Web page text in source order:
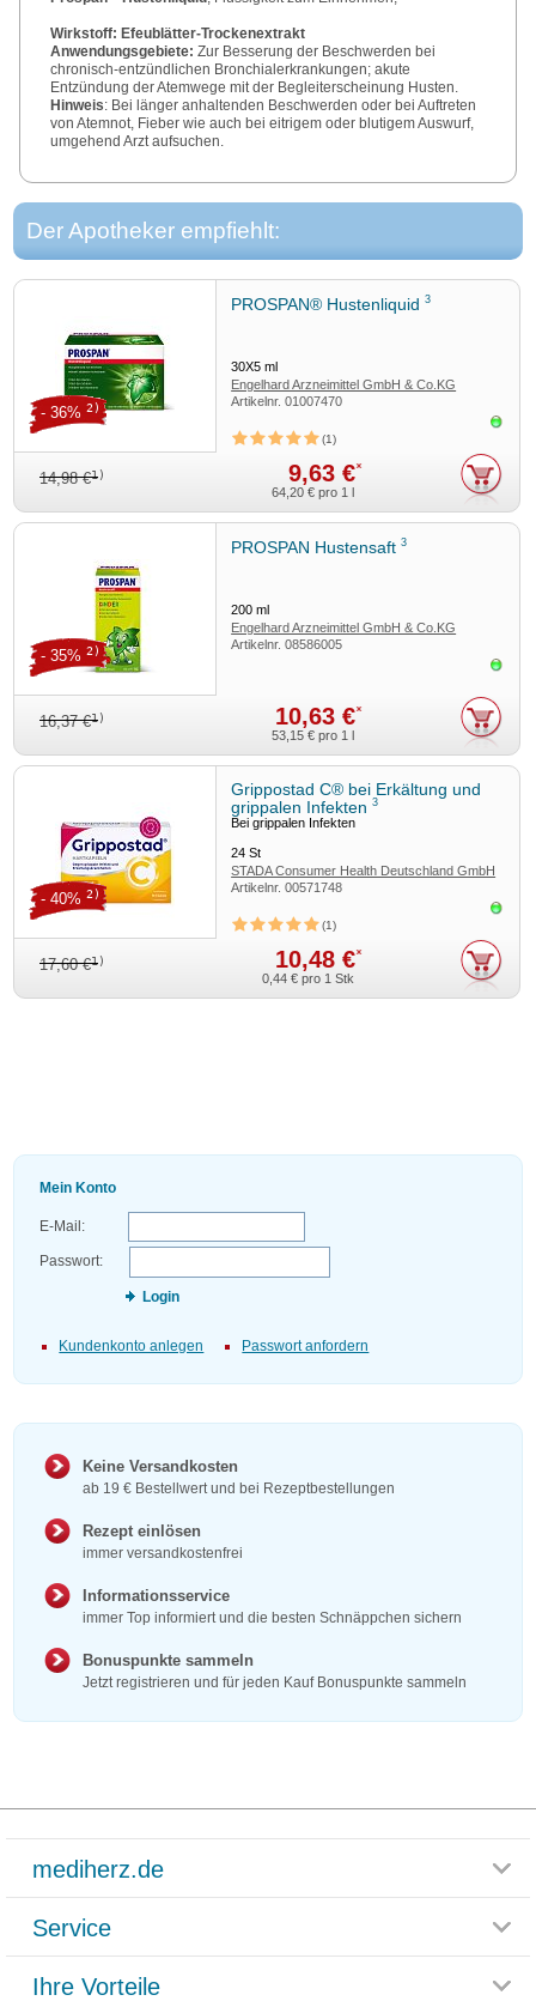
Wirkstoff: Efeublätter-Trockenextrakt
Anwendungsgebiete: Zur Besserung der Beschwerden bei
chronisch-entzündlichen Bronchialerkrankungen; akute
Entzündung der Atemwege mit der Begleiterscheinung Husten.
Hinweis: Bei länger anhaltenden Beschwerden oder bei Auftreten
von Atemnot, Fieber wie auch bei eitrigem oder blutigem Auswurf,
umgehend Arzt aufsuchen.
Engelhard Arzneimittel GmbH & Co.KG, Herzbergstr. 3, 61138
Niederdorfelden
Der Apotheker empfiehlt:
PROSPAN® Hustenliquid3
30X5ml
Engelhard Arzneimittel GmbH & Co.KG
Artikelnr.01007470
1
14,98 €1) 9,63 €*
- 36% 2)
64,20 € pro 1 l
PROSPAN Hustensaft3
200ml
Engelhard Arzneimittel GmbH & Co.KG
Artikelnr.08586005
16,37 €1) 10,63 €*
- 35% 2)
53,15 € pro 1 l
Grippostad C® bei Erkältung und
grippalen Infekten3
Bei grippalen Infekten
24St
STADA Consumer Health Deutschland GmbH
Artikelnr.00571748
1
17,60 €1) 10,48 €*
- 40% 2)
0,44 € pro 1 Stk
Mein Konto
E-Mail:
Passwort:
Login
Kundenkonto anlegen Passwort anfordern
Keine Versandkosten
ab 19 € Bestellwert und bei Rezeptbestellungen
Rezept einlösen
immer versandkostenfrei
Informationsservice
immer Top informiert und die besten Schnäppchen sichern
Bonuspunkte sammeln
Jetzt registrieren und für jeden Kauf Bonuspunkte sammeln
mediherz.de
Glossar
Häufig gestellte Fragen
Service
Rücksendemöglichkeit
Ihre Vorteile